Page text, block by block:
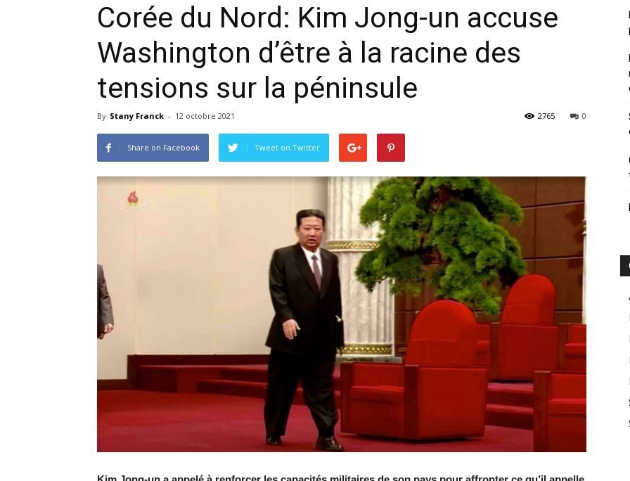
Corée du Nord: Kim Jong-un accuse
Washington d’être à la racine des
tensions sur la péninsule
By Stany Franck - 12 octobre 2021 0
2765
Share on Facebook Tweet on Twitter